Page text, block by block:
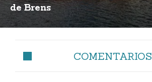
de Brens
COMENTARIOS